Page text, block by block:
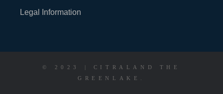
Legal Information
© 2023 | CITRALAND THE
GREENLAKE.